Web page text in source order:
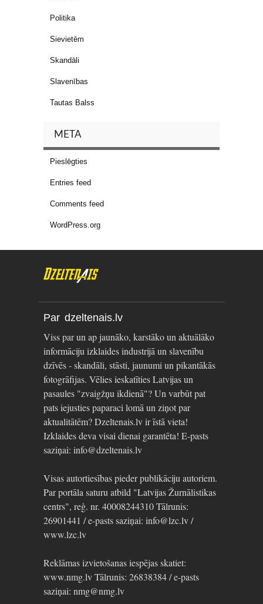
Politika
Sievietēm
Skandāli
Slavenības
Tautas Balss
META
Pieslēgties
Entries feed
Comments feed
WordPress.org
Par dzeltenais.lv
Viss par un ap jaunāko, karstāko un aktuālāko
informāciju izklaides industrijā un slavenību
dzīvēs - skandāli, stāsti, jaunumi un pikantākās
fotogrāfijas. Vēlies ieskatīties Latvijas un
pasaules "zvaigžņu ikdienā"? Un varbūt pat
pats iejusties paparaci lomā un ziņot par
aktualitātēm? Dzeltenais.lv ir īstā vieta!
Izklaides deva visai dienai garantēta! E-pasts
saziņai: info@dzeltenais.lv
Visas autortiesības pieder publikāciju autoriem.
Par portāla saturu atbild "Latvijas Žurnālistikas
centrs", reģ. nr. 40008244310 Tālrunis:
26901441 / e-pasts saziņai: info@lzc.lv /
www.lzc.lv
Reklāmas izvietošanas iespējas skatiet:
www.nmg.lv Tālrunis: 26838384 / e-pasts
saziņai: nmg@nmg.lv